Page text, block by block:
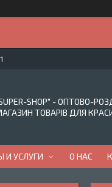
SHOP" - ОПТОВО-
ТОВАРІВ ДЛЯ
И УСЛУГИ О НАС